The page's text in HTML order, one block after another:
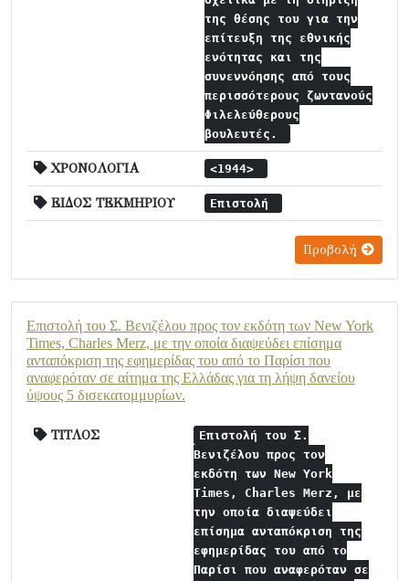
της θέσης του για την
επίτευξη της εθνικής
ενότητας και της
συνεννόησης από τους
περισσότερους ζωντανούς
Φιλελεύθερους
βουλευτές.
ΧΡΟΝΟΛΟΓΙΑ <1944>
ΕΙΔΟΣ ΤΕΚΜΗΡΙΟΥ Επιστολή
Προβολή
Επιστολή του Σ. Βενιζέλου προς τον εκδότη των New York
Times, Charles Merz, με την οποία διαψεύδει επίσημα
ανταπόκριση της εφημερίδας του από το Παρίσι που
αναφερόταν σε αίτημα της Ελλάδας για τη λήψη δανείου
ύψους 5 δισεκατομμυρίων.
ΤΙΤΛΟΣ
Επιστολή του Σ.
Βενιζέλου προς τον
εκδότη των New York
Times, Charles Merz, με
την οποία διαψεύδει
επίσημα ανταπόκριση της
εφημερίδας του από το
Παρίσι που αναφερόταν σε